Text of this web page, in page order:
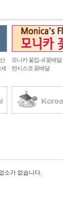
모니카 꽃집- sf 꽂배
란시스코 꽂배달
소가 없습니다.